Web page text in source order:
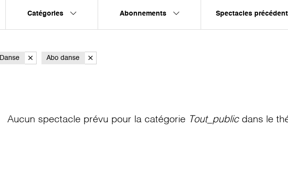
Catégories Abonnements Spectacles
Danse Abo danse
Aucun spectacle prévu pour la catégorie Tout_publicdans le